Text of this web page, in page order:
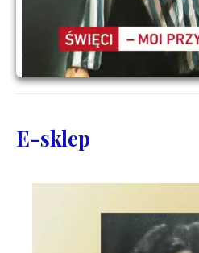
E-sklep